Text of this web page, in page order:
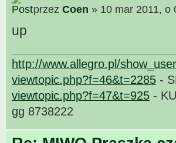
przez Coen » 10 mar 2011, o
up
http://www.allegro.pl/
viewtopic.php?f=46&t=2285 -
viewtopic.php?f=47&t=925 -
gg 8738222